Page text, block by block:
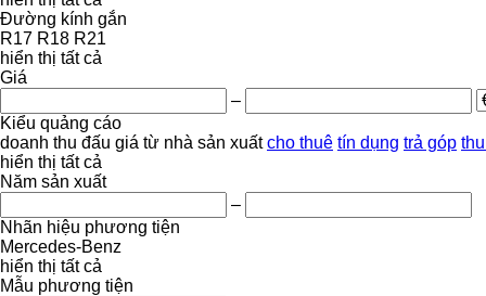
Đường kính gắn
R17 R18 R21
hiển thị tất cả
Giá
–
Kiểu quảng cáo
doanh thu đấu giá từ nhà sản xuất cho thuê tín dụng trả góp
hiển thị tất cả
Năm sản xuất
–
Nhãn hiệu phương tiện
Mercedes-Benz
hiển thị tất cả
Mẫu phương tiện